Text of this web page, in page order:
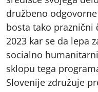
družbeno
bosta tako
2023 kar se da lepa
socialno humanitarni
sklopu tega
Slovenije združuje